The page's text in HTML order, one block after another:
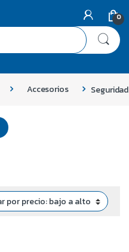
0
Accesorios Seguridad